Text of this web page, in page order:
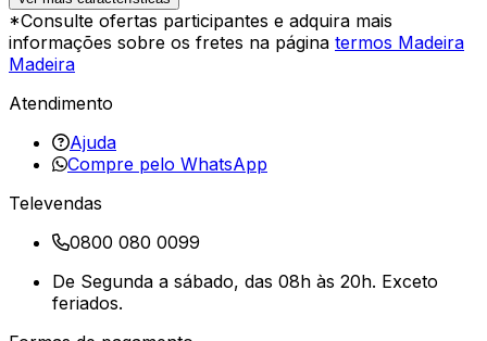
*Consulte ofertas participantes e adquira mais
informações sobre os fretes na página termos Madeira
Madeira
Atendimento
Ajuda
Compre pelo WhatsApp
Televendas
0800 080 0099
De Segunda a sábado, das 08h às 20h. Exceto
feriados.